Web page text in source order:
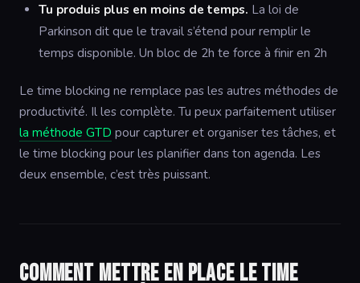
Tu produis plus en moins de temps. La loi de
Parkinson dit que le travail s’étend pour remplir le
temps disponible. Un bloc de 2h te force à finir en 2h
Le time blocking ne remplace pas les autres méthodes de
productivité. Il les complète. Tu peux parfaitement utiliser
la méthode GTD pour capturer et organiser tes tâches, et
le time blocking pour les planifier dans ton agenda. Les
deux ensemble, c’est très puissant.
Comment mettre en place le time